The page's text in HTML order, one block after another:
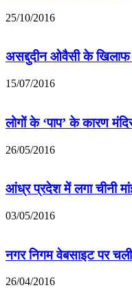
25/10/2016
असद्दुदीन ओवैसी के खिलाफ
15/07/2016
लोगों के ‘पाप’ के कारण
26/05/2016
आंध्र प्रदेश में लगा चीनी
03/05/2016
नगर निगम वेबसाइट पर चली
26/04/2016